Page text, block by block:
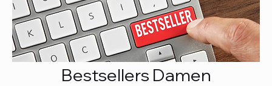
Bestsellers Damen